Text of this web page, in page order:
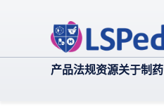
产品法规资源关于制药